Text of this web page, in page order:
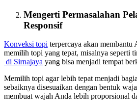
Mengerti Permasalahan
Responsif
Konveksi topi terpercaya akan membantu
memilih topi yang tepat, misalnya seperti
di Sirnajaya yang bisa menjadi tempat
Memilih topi agar lebih tepat menjadi
sebaiknya disesuaikan dengan bentuk
membuat wajah Anda lebih proporsional